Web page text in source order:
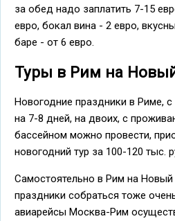
за обед надо заплатить 7-15
евро, бокал вина - 2 евро,
баре - от 6 евро.
Туры в Рим на
Новогодние праздники в Риме,
на 7-8 дней, на двоих, с
бассейном можно провести,
новогодний тур за 100-120 тыс.
Самостоятельно в Рим на
праздники собраться тоже
авиарейсы Москва-Рим